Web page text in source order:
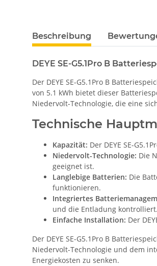
Beschreibung
DEYE SE-G5.1Pro B
Der DEYE SE-G5.1Pro B
von 5.1 kWh bietet dieser
Niedervolt-Technologie, die eine
Technische
Kapazität: Der DEYE SE-
Niedervolt-Technologie: Die
geeignet ist.
Langlebige Batterien: Die
funktionieren.
Integriertes
und die Entladung kontrolliert.
Einfache Installation: Der
Der DEYE SE-G5.1Pro B
Niedervolt-Technologie und dem
Energiekosten zu senken.